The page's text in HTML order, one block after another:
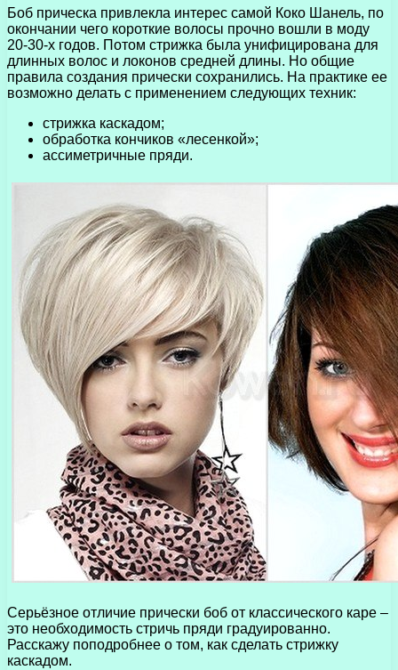
Боб прическа привлекла интерес самой Коко Шанель, по
окончании чего короткие волосы прочно вошли в моду
20-30-х годов. Потом стрижка была унифицирована для
длинных волос и локонов средней длины. Но общие
правила создания прически сохранились. На практике ее
возможно делать с применением следующих техник:
стрижка каскадом;
обработка кончиков «лесенкой»;
ассиметричные пряди.
Серьёзное отличие прически боб от классического каре –
это необходимость стричь пряди градуированно.
Расскажу поподробнее о том, как сделать стрижку
каскадом.